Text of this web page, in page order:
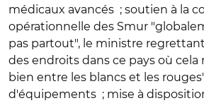
médicaux avancés ; soutien à la
opérationnelle des Smur
pas partout", le ministre
des endroits dans ce pays où cela
bien entre les blancs et les
d'équipements ; mise à